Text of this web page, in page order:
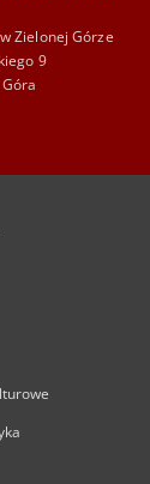
Zielonej Górze
9